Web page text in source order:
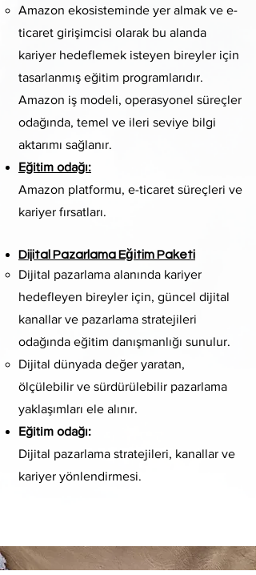
Amazon ekosisteminde yer almak ve e-
ticaret girişimcisi olarak bu alanda
kariyer hedeflemek isteyen bireyler için
tasarlanmış eğitim programlarıdır.
Amazon iş modeli, operasyonel süreçler
odağında, temel ve ileri seviye bilgi
aktarımı sağlanır.
Eğitim odağı:
Amazon platformu, e-ticaret süreçleri ve
kariyer fırsatları.
Dijital Pazarlama Eğitim Paketi
Dijital pazarlama alanında kariyer
hedefleyen bireyler için, güncel dijital
kanallar ve pazarlama stratejileri
odağında eğitim danışmanlığı sunulur.
Dijital dünyada değer yaratan,
ölçülebilir ve sürdürülebilir pazarlama
yaklaşımları ele alınır.
Eğitim odağı:
Dijital pazarlama stratejileri, kanallar ve
kariyer yönlendirmesi.